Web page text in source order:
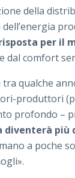
della
dell’energia
per il
dal comfort
tra qualche
produttori
profondo –
diventerà più
a poche